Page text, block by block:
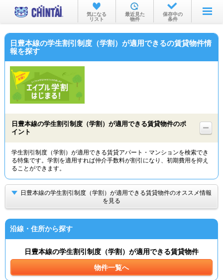
お部屋を探す
沿線・駅から
不動産会社から
気になる
リスト
最近見た
物件
保存中の
条件
日豊本線の学生割引制度（学割）が適用できるの賃貸物件情
報を探す
日豊本線の学生割引制度（学割）が適用できる賃貸物件のポ
イント
学生割引制度（学割）が適用できる賃貸アパート・マンションを検索でき
る特集です。学割を適用すれば仲介手数料が割引になり、初期費用を抑え
ることができます。
日豊本線の学生割引制度（学割）が適用できる賃貸物件のオススメ情報
を見る
沿線・住所から探す
日豊本線の学生割引制度（学割）が適用できる賃貸物件
物件一覧へ